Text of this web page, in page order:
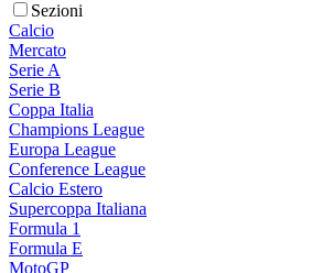
Sezioni
Calcio
Mercato
Serie A
Serie B
Coppa Italia
Champions League
Europa League
Conference League
Calcio Estero
Supercoppa Italiana
Formula 1
Formula E
MotoGP